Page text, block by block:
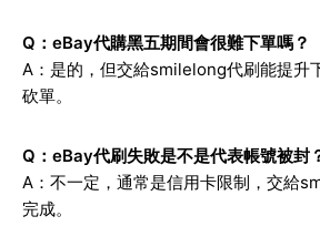
Q：eBay代購黑五期間會很難下單嗎？
A：是的，但交給smilelong代刷能提升
砍單。
Q：eBay代刷失敗是不是代表帳號被封
A：不一定，通常是信用卡限制，交給
完成。